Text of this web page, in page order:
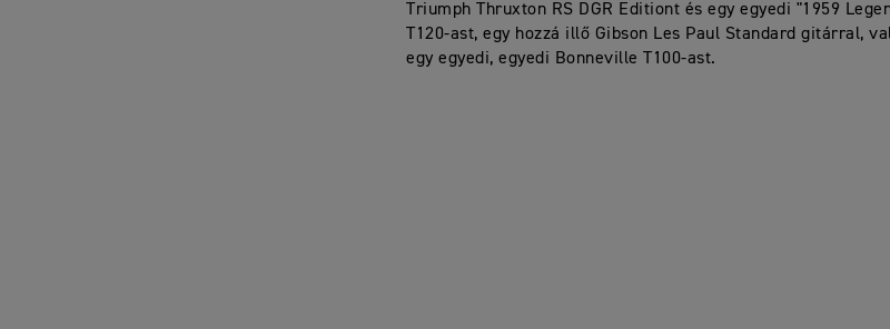
Triumph Thruxton RS DGR Editiont és egy egyedi "1959
T120-ast, egy hozzá illő Gibson Les Paul Standard gitárral,
egy egyedi, egyedi Bonneville T100-ast.